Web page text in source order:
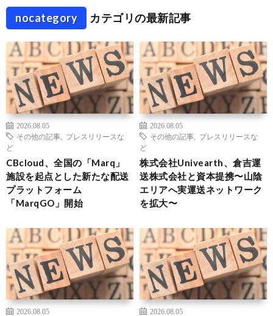
nocategory カテゴリの最新記事
2026.08.05
その他の記事
プレスリリースな
ど
CBcloud、全国の「Marq」
施設を起点とした新たな配送
プラットフォーム
「MarqGO」開始
2026.08.05
その他の記事
プレスリリースな
ど
株式会社Univearth、倉吉運
送株式会社と資本提携〜山陰
エリアへ実運送ネットワーク
を拡大〜
2026.08.05
2026.08.05